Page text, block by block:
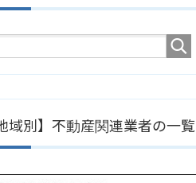
域別】不動産関連業者の一覧